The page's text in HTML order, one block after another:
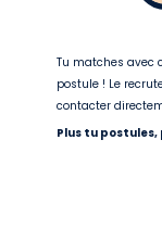
Tu matches avec
postule ! Le
contacter
Plus tu